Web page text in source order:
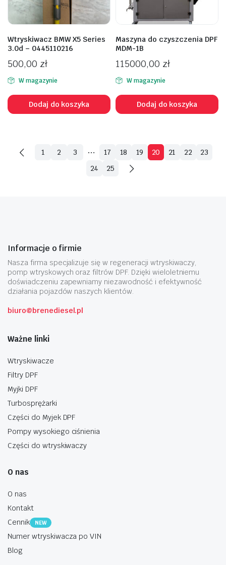
Wtryskiwacz BMW X5 Series
3.0d – 0445110216
500,00 zł
W magazynie
Dodaj do koszyka
Maszyna do czyszczenia DPF
MDM-1B
115000,00 zł
W magazynie
Dodaj do koszyka
1 2 3 … 17 18 19 20 21 22
23
24
25
Informacje o firmie
Nasza firma specjalizuje się w regeneracji wtryskiwaczy,
pomp wtryskowych oraz filtrów DPF. Dzięki wieloletniemu
doświadczeniu zapewniamy niezawodność i efektywność
działania pojazdów naszych klientów.
biuro@brenediesel.pl
Ważne linki
Wtryskiwacze
Filtry DPF
Myjki DPF
Turbosprężarki
Części do Myjek DPF
Pompy wysokiego ciśnienia
Części do wtryskiwaczy
O nas
O nas
Kontakt
Cennik
NEW
Numer wtryskiwacza po VIN
Blog